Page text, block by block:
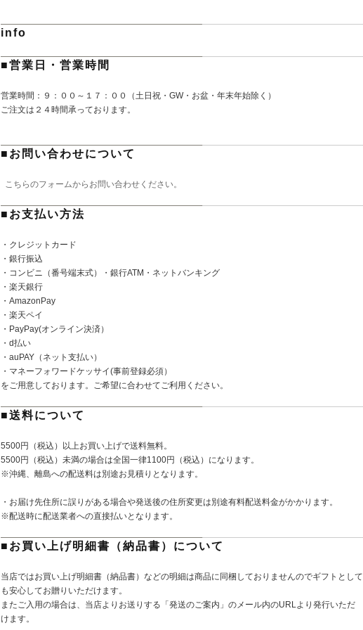
info
■営業日・営業時間
営業時間：９：００～１７：００（土日祝・GW・お盆・年末年始除く）
ご注文は２４時間承っております。
■お問い合わせについて
こちらのフォームからお問い合わせください。
■お支払い方法
・クレジットカード
・銀行振込
・コンビニ（番号端末式）・銀行ATM・ネットバンキング
・楽天銀行
・AmazonPay
・楽天ペイ
・PayPay(オンライン決済）
・d払い
・auPAY（ネット支払い）
・マネーフォワードケッサイ(事前登録必須）
をご用意しております。ご希望に合わせてご利用ください。
■送料について
5500円（税込）以上お買い上げで送料無料。
5500円（税込）未満の場合は全国一律1100円（税込）になります。
※沖縄、離島への配送料は別途お見積りとなります。
・お届け先住所に誤りがある場合や発送後の住所変更は別途有料配送料金がかかります。
※配送時に配送業者への直接払いとなります。
■お買い上げ明細書（納品書）について
当店ではお買い上げ明細書（納品書）などの明細は商品に同梱しておりませんのでギフトとして
も安心してお贈りいただけます。
またご入用の場合は、当店よりお送りする「発送のご案内」のメール内のURLより発行いただ
けます。